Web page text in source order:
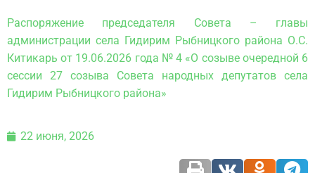
Распоряжение председателя Совета – главы
администрации села Гидирим Рыбницкого района О.С.
Китикарь от 19.06.2026 года № 4 «О созыве очередной 6
сессии 27 созыва Совета народных депутатов села
Гидирим Рыбницкого района»
22 июня, 2026